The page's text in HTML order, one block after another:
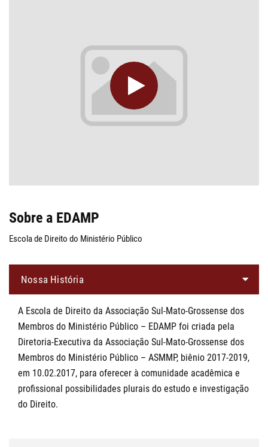
Sobre a EDAMP
Escola de Direito do Ministério Público
Nossa História
A Escola de Direito da Associação Sul-Mato-Grossense dos
Membros do Ministério Público – EDAMP foi criada pela
Diretoria-Executiva da Associação Sul-Mato-Grossense dos
Membros do Ministério Público – ASMMP, biênio 2017-2019,
em 10.02.2017, para oferecer à comunidade acadêmica e
profissional possibilidades plurais do estudo e investigação
do Direito.